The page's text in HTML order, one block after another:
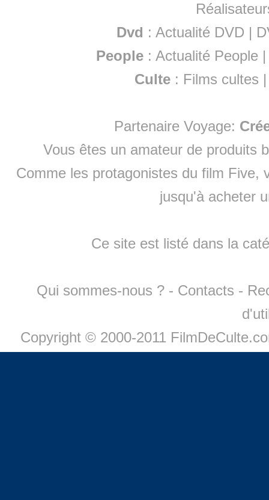
Dvd : Actualité DVD |
People :Actualité People
Culte : Films cultes
Partenaire Voyage:
Vous êtes un amateur de produits
Comme les protagonistes du film Five,
jusqu'à acheter
Ce site est listé dans la
Qui sommes-nous ? - Contacts -
Copyright © 2000-2011